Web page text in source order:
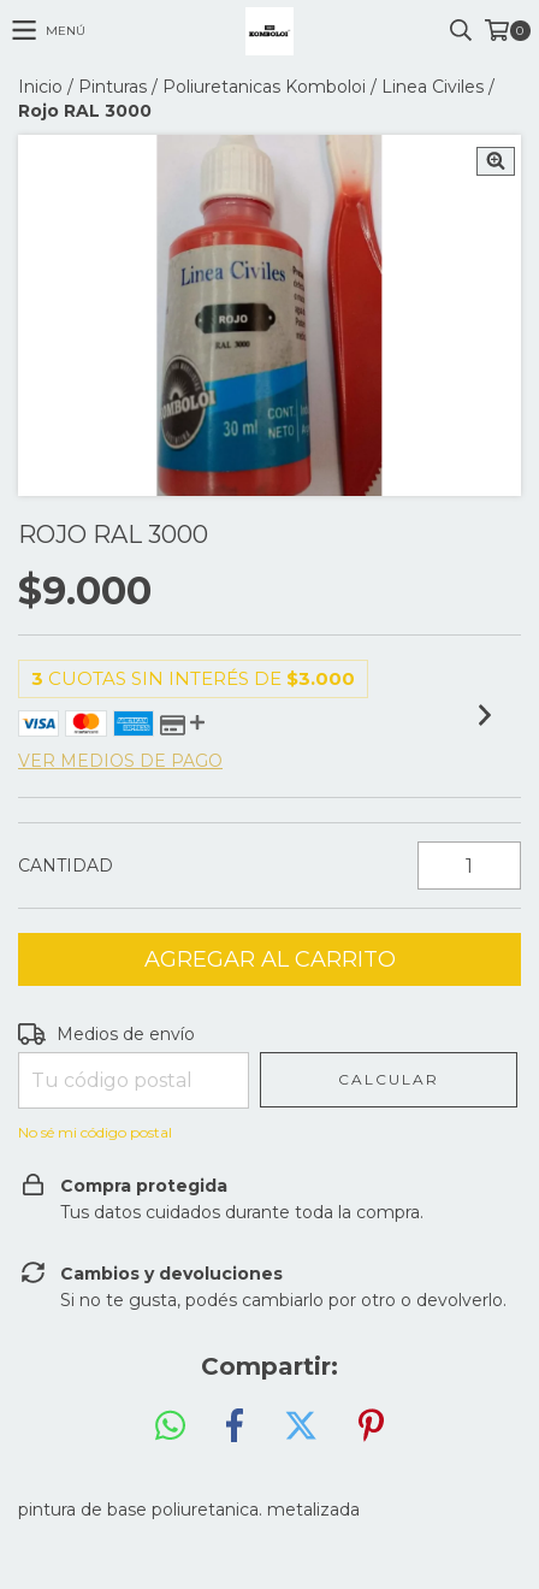
MENÚ 0
Inicio / Pinturas / Poliuretanicas Komboloi / Linea Civiles /
Rojo RAL 3000
ROJO RAL 3000
$9.000
3 CUOTAS SIN INTERÉS DE $3.000
VER MEDIOS DE PAGO
CANTIDAD
Entregas para el CP:
Medios de envío
CALCULAR
No sé mi código postal
Compra protegida
Tus datos cuidados durante toda la compra.
Cambios y devoluciones
Si no te gusta, podés cambiarlo por otro o devolverlo.
Compartir:
pintura de base poliuretanica. metalizada